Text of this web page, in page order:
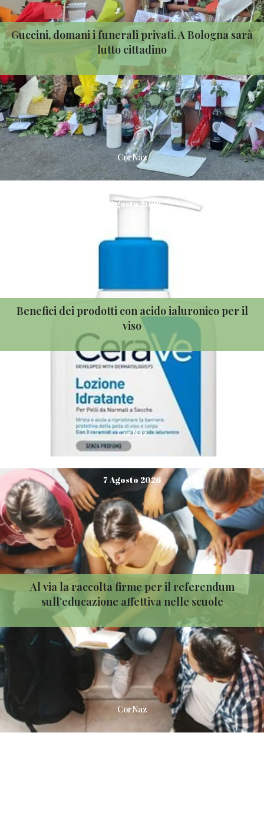
Guccini, domani i funerali privati. A Bologna sarà
lutto cittadino
CorNaz
7 Agosto 2026
Benefici dei prodotti con acido ialuronico per il
viso
CorNaz
7 Agosto 2026
Al via la raccolta firme per il referendum
sull’educazione affettiva nelle scuole
CorNaz